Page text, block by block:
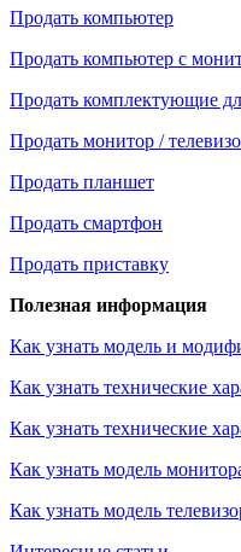
Продать компьютер
Продать компьютер с
Продать комплектующие
Продать монитор /
Продать планшет
Продать смартфон
Продать приставку
Полезная информация
Как узнать модель и
Как узнать технические
Как узнать технические
Как узнать модель
Как узнать модель